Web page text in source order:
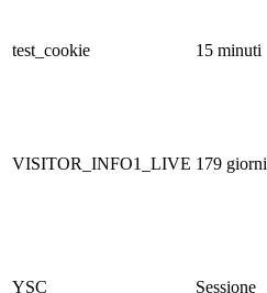
test_cookie 15 minuti
VISITOR_INFO1_LIVE 179 giorni
YSC Sessione